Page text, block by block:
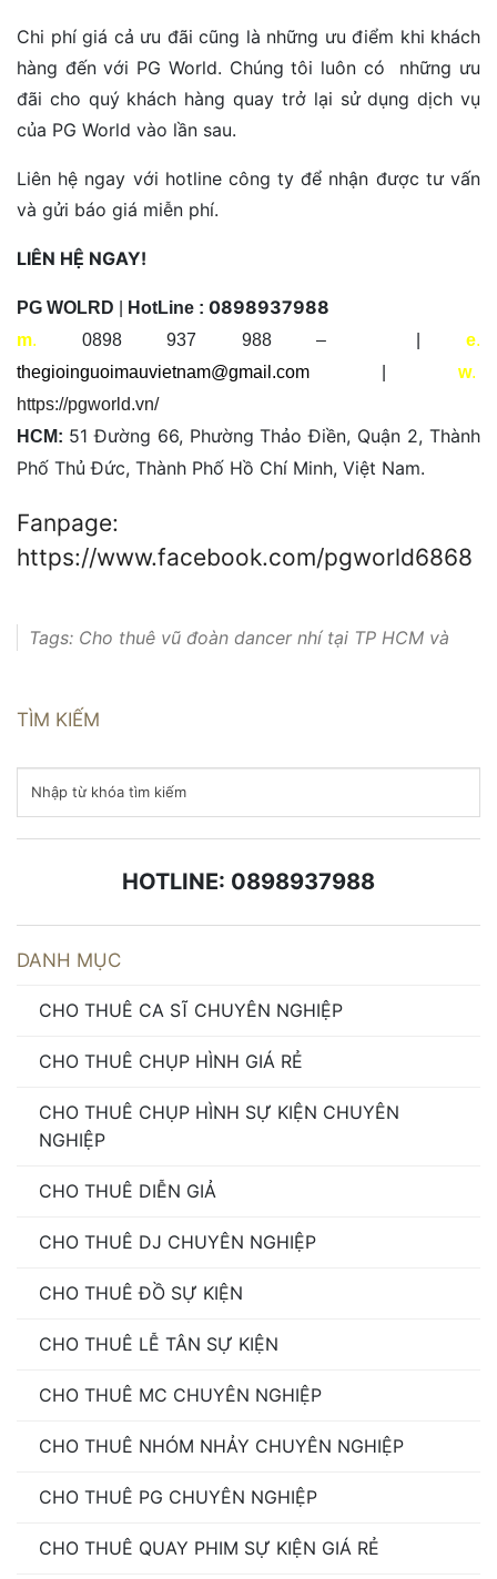
Chi phí giá cả ưu đãi cũng là những ưu điểm khi khách
hàng đến với PG World. Chúng tôi luôn có những ưu
đãi cho quý khách hàng quay trở lại sử dụng dịch vụ
của PG World vào lần sau.
Liên hệ ngay với hotline công ty để nhận được tư vấn
và gửi báo giá miễn phí.
LIÊN HỆ NGAY!
PG WOLRD HotLine : 0898937988
m. 0898 937 988 – | e.
thegioinguoimauvietnam@gmail.com
w.
https://pgworld.vn/
HCM: 51 Đường 66, Phường Thảo Điền, Quận 2, Thành
Phố Thủ Đức, Thành Phố Hồ Chí Minh, Việt Nam.
Fanpage:
https://www.facebook.com/pgworld6868
Tags: Cho thuê vũ đoàn dancer nhí tại TP HCM và
TÌM KIẾM
HOTLINE: 0898937988
DANH MỤC
CHO THUÊ CA SĨ CHUYÊN NGHIỆP
CHO THUÊ CHỤP HÌNH GIÁ RẺ
CHO THUÊ CHỤP HÌNH SỰ KIỆN CHUYÊN
NGHIỆP
CHO THUÊ DIỄN GIẢ
CHO THUÊ DJ CHUYÊN NGHIỆP
CHO THUÊ ĐỒ SỰ KIỆN
CHO THUÊ LỄ TÂN SỰ KIỆN
CHO THUÊ MC CHUYÊN NGHIỆP
CHO THUÊ NHÓM NHẢY CHUYÊN NGHIỆP
CHO THUÊ PG CHUYÊN NGHIỆP
CHO THUÊ QUAY PHIM SỰ KIỆN GIÁ RẺ